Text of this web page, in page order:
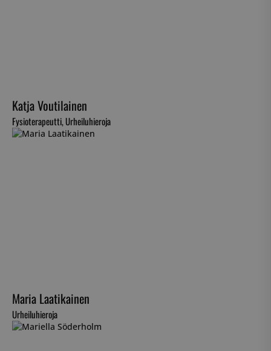
Katja Voutilainen
Fysioterapeutti, Urheiluhieroja
Maria Laatikainen
Urheiluhieroja